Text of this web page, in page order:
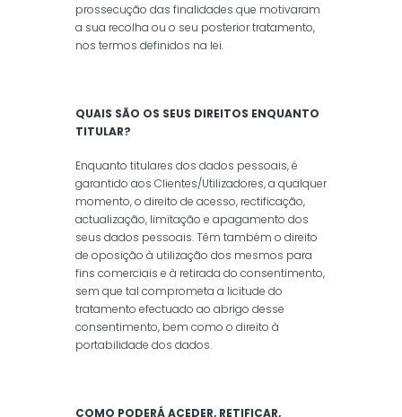
prossecução das finalidades que motivaram
a sua recolha ou o seu posterior tratamento,
nos termos definidos na lei.
QUAIS SÃO OS SEUS DIREITOS ENQUANTO
TITULAR?
Enquanto titulares dos dados pessoais, é
garantido aos Clientes/Utilizadores, a qualquer
momento, o direito de acesso, rectificação,
actualização, limitação e apagamento dos
seus dados pessoais. Têm também o direito
de oposição à utilização dos mesmos para
fins comerciais e à retirada do consentimento,
sem que tal comprometa a licitude do
tratamento efectuado ao abrigo desse
consentimento, bem como o direito à
portabilidade dos dados.
COMO PODERÁ ACEDER, RETIFICAR,